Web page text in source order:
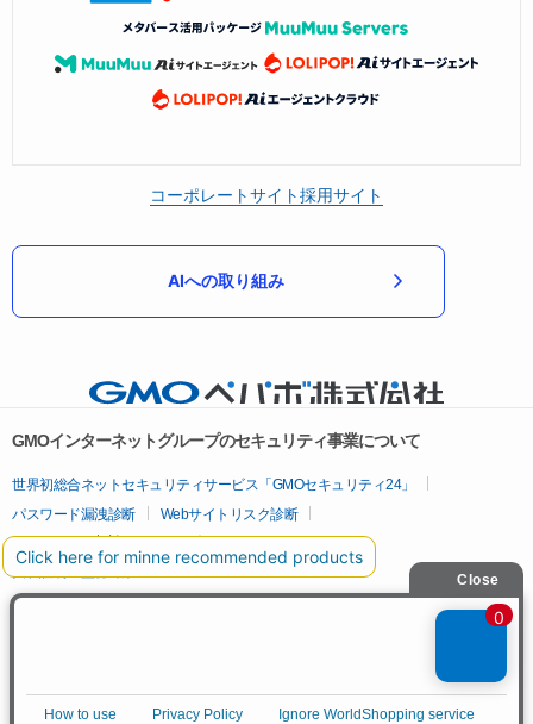
コーポレートサイト採用サイト
AIへの取り組み
GMOインターネットグループのセキュリティ事業について
世界初総合ネットセキュリティサービス「GMOセキュリティ24」
パスワード漏洩診断
Webサイトリスク診断
セキュリティ相談AIチャットボット
実在証明・盗聴対策
サイバー攻撃対策（GMOサイバーセキュリティ byイエラエ）